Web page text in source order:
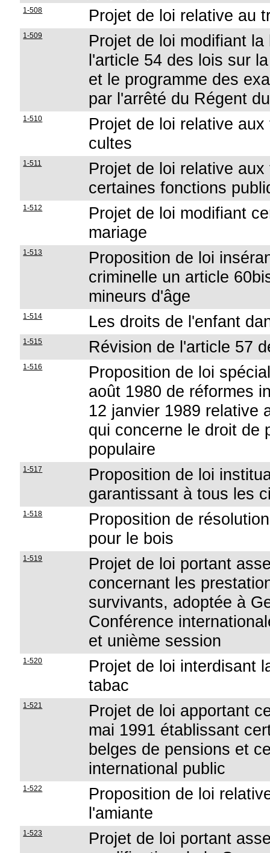
1-508 Projet de loi relative au
1-509
Projet de loi modifiant
l'article 54 des lois sur
et le programme des
par l'arrêté du Régent
1-510
Projet de loi relative
cultes
1-511
Projet de loi relative
certaines fonctions
1-512
Projet de loi modifiant
mariage
1-513
Proposition de loi
criminelle un article
mineurs d'âge
1-514 Les droits de l'enfant
1-515 Révision de l'article 57
1-516
Proposition de loi
août 1980 de réformes
12 janvier 1989 relative
qui concerne le droit de
populaire
1-517
Proposition de loi
garantissant à tous les
1-518
Proposition de
pour le bois
1-519
Projet de loi portant
concernant les
survivants, adoptée à
Conférence
et unième session
1-520
Projet de loi interdisant
tabac
1-521
Projet de loi apportant
mai 1991 établissant
belges de pensions et
international public
1-522
Proposition de loi
l'amiante
1-523
Projet de loi portant